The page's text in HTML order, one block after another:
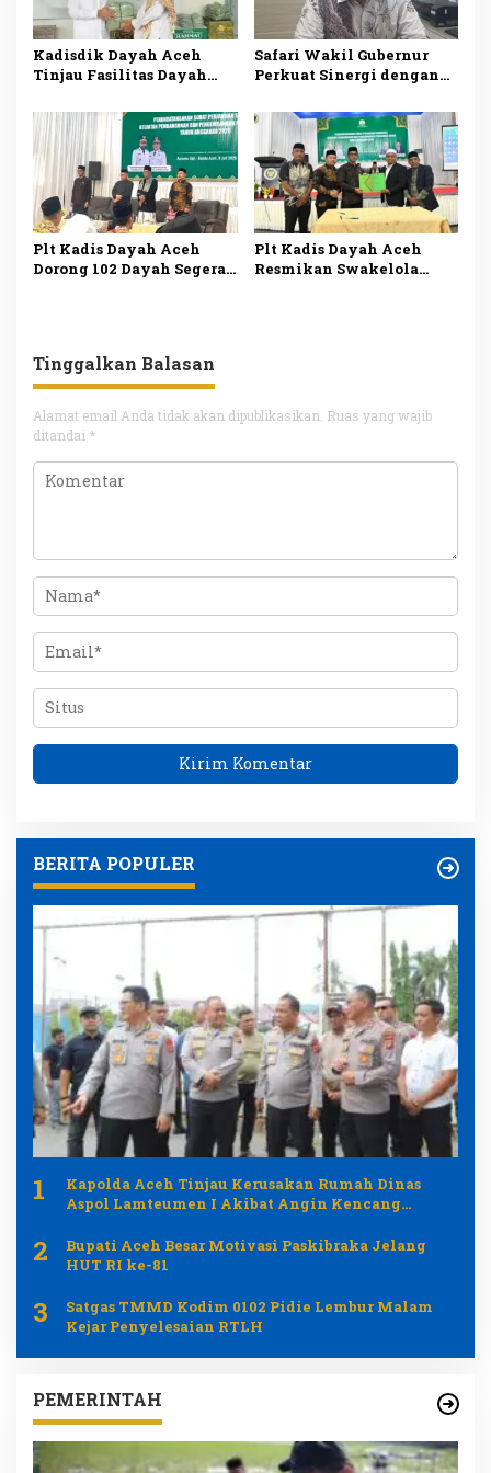
Kadisdik Dayah Aceh
Tinjau Fasilitas Dayah
Perkuat Mutu Pendidikan
Keagamaan
Safari Wakil Gubernur
Perkuat Sinergi dengan
Dayah Siapkan Pemetaan
Aspirasi Dayah
Plt Kadis Dayah Aceh
Dorong 102 Dayah Segera
Plt Kadis Dayah Aceh
Resmikan Swakelola
Tinggalkan Balasan
Alamat email Anda tidak akan dipublikasikan. Ruas yang wajib
ditandai *
BERITA POPULER
1
Kapolda Aceh Tinjau Kerusakan Rumah Dinas
Aspol Lamteumen I Akibat Angin Kencang
2
Bupati Aceh Besar Motivasi Paskibraka Jelang
HUT RI ke-81
3
Satgas TMMD Kodim 0102 Pidie Lembur Malam
Kejar Penyelesaian RTLH
PEMERINTAH